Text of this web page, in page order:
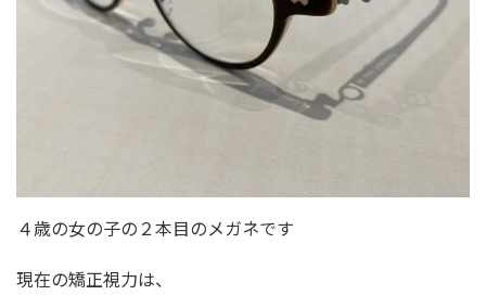
４歳の女の子の２本目のメガネです
現在の矯正視力は、